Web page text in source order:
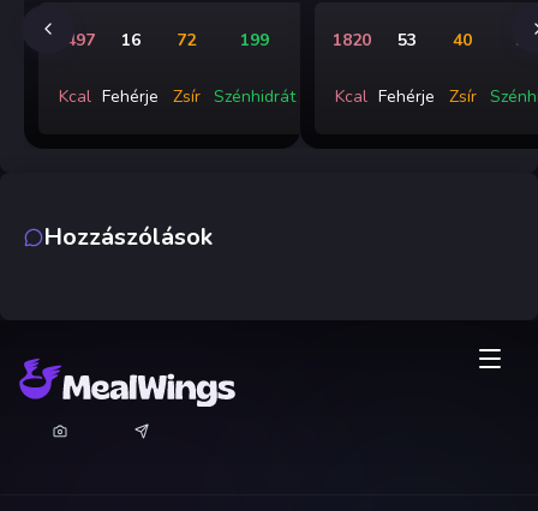
1497
Kcal
16
Fehérje
72
Zsír
199
Szénhidrát
1820
Kcal
53
Fehérje
40
Zsír
Hozzászólások